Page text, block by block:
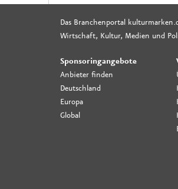
Das Branchenportal
Wirtschaft, Kultur, Medien und
Sponsoringangebote
Anbieter finden
Deutschland
Europa
Global